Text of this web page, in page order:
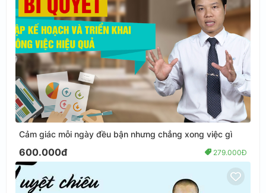
Cảm giác mỗi ngày đều bận nhưng chẳng xong việc gì
600.000đ 279.000Đ